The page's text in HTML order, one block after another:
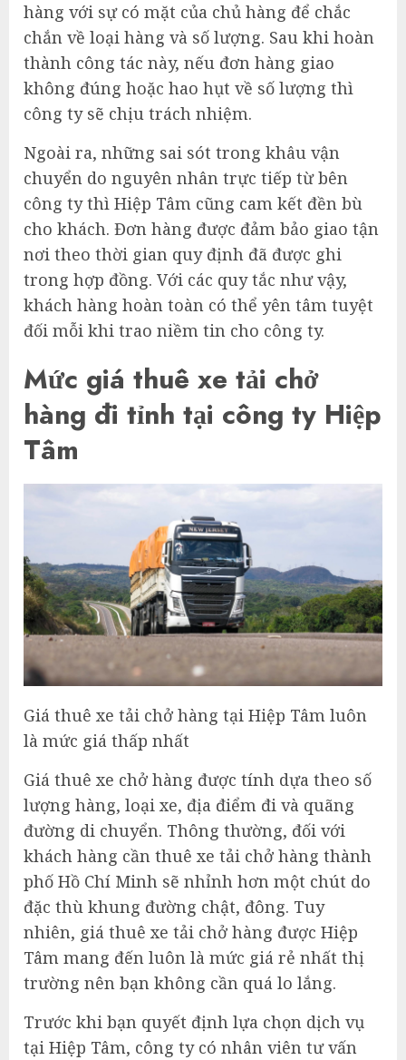
hàng với sự có mặt của chủ hàng để chắc
chắn về loại hàng và số lượng. Sau khi hoàn
thành công tác này, nếu đơn hàng giao
không đúng hoặc hao hụt về số lượng thì
công ty sẽ chịu trách nhiệm.
Ngoài ra, những sai sót trong khâu vận
chuyển do nguyên nhân trực tiếp từ bên
công ty thì Hiệp Tâm cũng cam kết đền bù
cho khách. Đơn hàng được đảm bảo giao tận
nơi theo thời gian quy định đã được ghi
trong hợp đồng. Với các quy tắc như vậy,
khách hàng hoàn toàn có thể yên tâm tuyệt
đối mỗi khi trao niềm tin cho công ty.
Mức giá thuê xe tải chở
hàng đi tỉnh tại công ty Hiệp
Tâm
Giá thuê xe tải chở hàng tại Hiệp Tâm luôn
là mức giá thấp nhất
Giá thuê xe chở hàng được tính dựa theo số
lượng hàng, loại xe, địa điểm đi và quãng
đường di chuyển. Thông thường, đối với
khách hàng cần thuê xe tải chở hàng thành
phố Hồ Chí Minh sẽ nhỉnh hơn một chút do
đặc thù khung đường chật, đông. Tuy
nhiên, giá thuê xe tải chở hàng được Hiệp
Tâm mang đến luôn là mức giá rẻ nhất thị
trường nên bạn không cần quá lo lắng.
Trước khi bạn quyết định lựa chọn dịch vụ
tại Hiệp Tâm, công ty có nhân viên tư vấn